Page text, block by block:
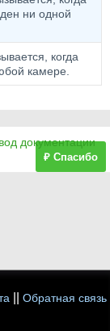
ни одной
когда
камере.
документации
₽ Спасибо
Обратная связь